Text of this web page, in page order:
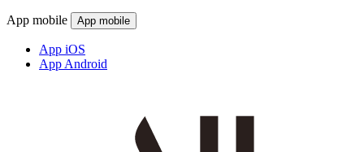
App mobile App mobile
App iOS
App Android